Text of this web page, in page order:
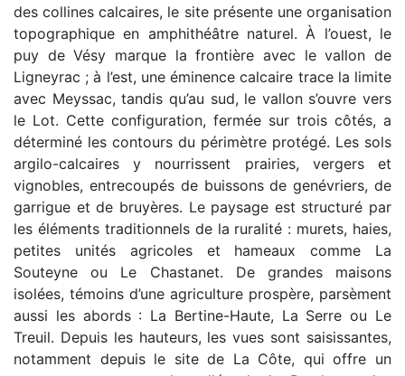
des collines calcaires, le site présente une organisation
topographique en amphithéâtre naturel. À l’ouest, le
puy de Vésy marque la frontière avec le vallon de
Ligneyrac ; à l’est, une éminence calcaire trace la limite
avec Meyssac, tandis qu’au sud, le vallon s’ouvre vers
le Lot. Cette configuration, fermée sur trois côtés, a
déterminé les contours du périmètre protégé. Les sols
argilo-calcaires y nourrissent prairies, vergers et
vignobles, entrecoupés de buissons de genévriers, de
garrigue et de bruyères. Le paysage est structuré par
les éléments traditionnels de la ruralité : murets, haies,
petites unités agricoles et hameaux comme La
Souteyne ou Le Chastanet. De grandes maisons
isolées, témoins d’une agriculture prospère, parsèment
aussi les abords : La Bertine-Haute, La Serre ou Le
Treuil. Depuis les hauteurs, les vues sont saisissantes,
notamment depuis le site de La Côte, qui offre un